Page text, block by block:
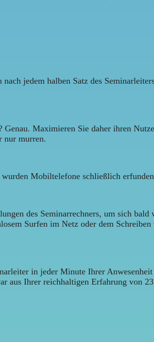
jedem halben Satz des
Maximieren Sie daher ihren
nur murren.
Mobiltelefone schließlich
des Seminarrechners, um sich
Surfen im Netz oder dem
in jeder Minute Ihrer
aus Ihrer reichhaltigen Erfahrung von